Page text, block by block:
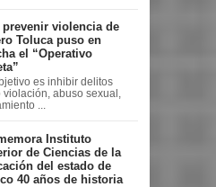
prevenir violencia de
Toluca puso en
el “Operativo
es inhibir delitos
violación, abuso sexual,
...
Instituto
de Ciencias de la
del estado de
40 años de historia